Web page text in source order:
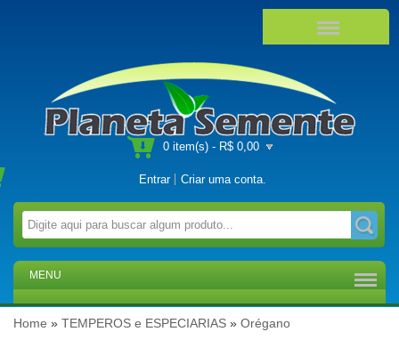
Entrar Criar uma conta.
0 item(s) - R$ 0,00
MENU
Home » TEMPEROS e ESPECIARIAS » Orégano